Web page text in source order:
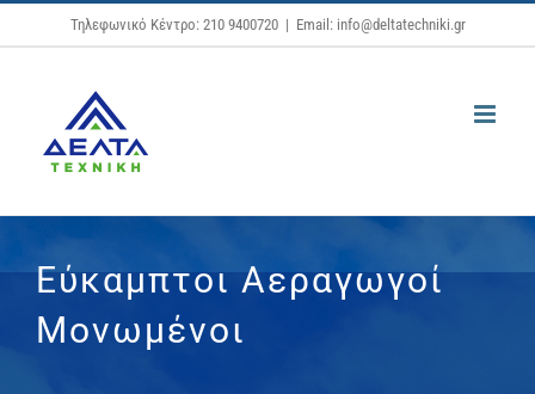
Μετάβαση
στο
Τηλεφωνικό Κέντρο: 210 9400720 | Email: info@deltatechniki.gr
Εύκαμπτοι Αεραγωγοί
Μονωμένοι